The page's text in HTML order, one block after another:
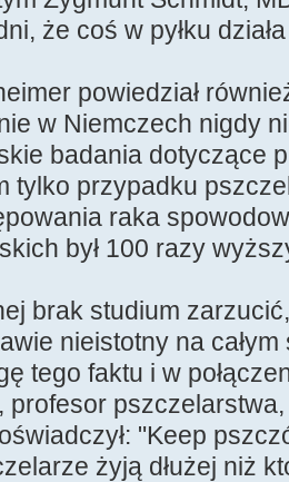
że coś w pyłku
powiedział
w Niemczech nigdy
badania dotyczące
tylko przypadku
raka
był 100 razy
brak studium
nieistotny na
tego faktu i w
profesor
"Keep
żyją dłużej niż